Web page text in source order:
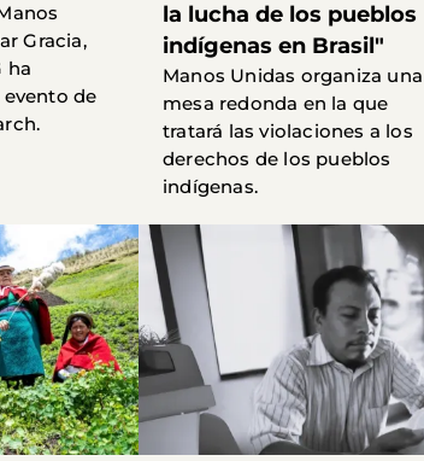
Gracia,
ha
de
la lucha de los pueblos
indígenas en Brasil"
Manos Unidas organiza una
mesa redonda en la que
tratará las violaciones a los
derechos de los pueblos
indígenas.